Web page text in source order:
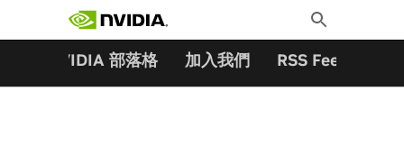
Toggle
Search
NVIDIA 部落格 加入我們 RSS Feeds